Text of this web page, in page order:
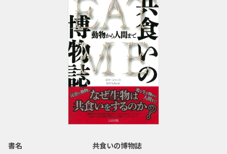
書名
共食いの博物誌